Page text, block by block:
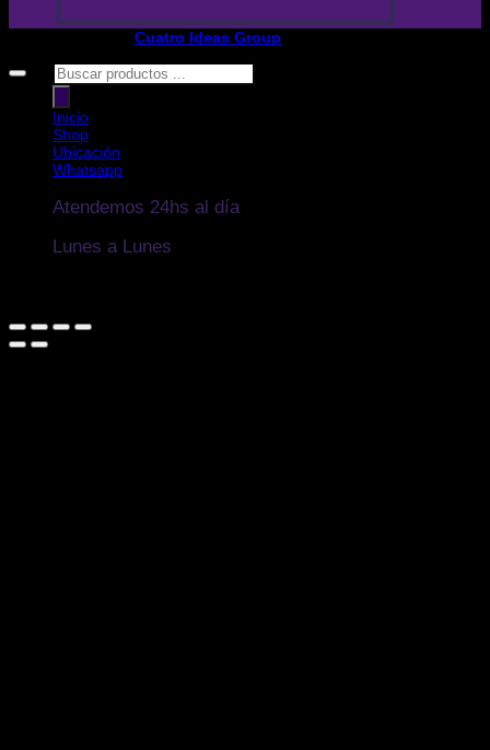
Cuatro Ideas Group
Búsqueda
de
productos
Inicio
Shop
Ubicación
Whatsapp
Atendemos 24hs al día
Lunes a Lunes